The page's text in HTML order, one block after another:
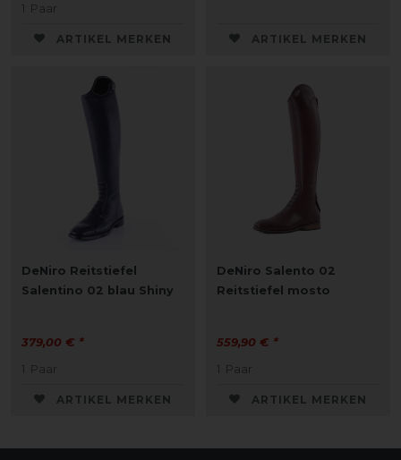
1 Paar
ARTIKEL MERKEN ARTIKEL MERKEN
DeNiro Reitstiefel
Salentino 02 blau Shiny
379,00 € *
1 Paar
ARTIKEL MERKEN
DeNiro Salento 02
Reitstiefel mosto
559,90 € *
1 Paar
ARTIKEL MERKEN